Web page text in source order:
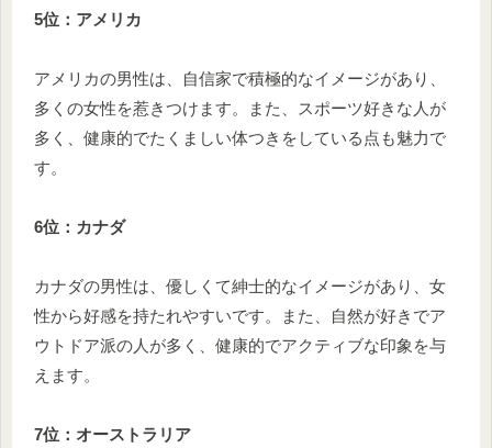
5位：アメリカ
アメリカの男性は、自信家で積極的なイメージがあり、
多くの女性を惹きつけます。また、スポーツ好きな人が
多く、健康的でたくましい体つきをしている点も魅力で
す。
6位：カナダ
カナダの男性は、優しくて紳士的なイメージがあり、女
性から好感を持たれやすいです。また、自然が好きでア
ウトドア派の人が多く、健康的でアクティブな印象を与
えます。
7位：オーストラリア